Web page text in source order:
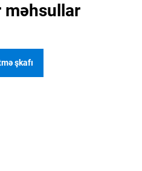
məhsullar
şkafı